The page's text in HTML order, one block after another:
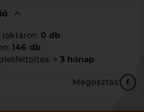
raktáron: 0 db
146 db
> 3 hónap
Megosztás: